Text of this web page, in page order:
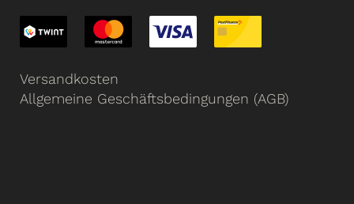
Versandkosten
Allgemeine Geschäftsbedingungen (AGB)